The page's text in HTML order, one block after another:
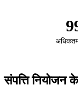
संपत्ति नियोजन